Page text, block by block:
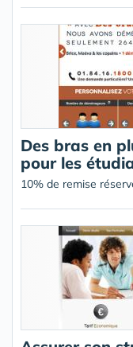
Des bras en
pour les
10% de remise